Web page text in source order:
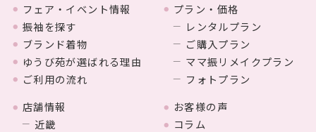
フェア・イベント情報
振袖を探す
ブランド着物
ゆうび苑が選ばれる理由
ご利用の流れ
プラン・価格
レンタルプラン
ご購入プラン
ママ振リメイクプラン
フォトプラン
店舗情報
近畿
お客様の声
コラム